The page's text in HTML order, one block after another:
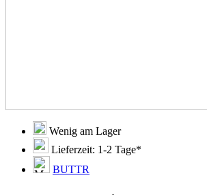
Wenig am Lager
Lieferzeit: 1-2 Tage*
BUTTR